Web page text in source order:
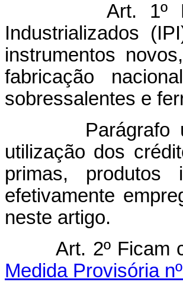
Art. 1º
Industrializados
instrumentos
fabricação
sobressalentes e
Parágrafo
utilização dos
primas, produtos
efetivamente
neste artigo.
Art. 2º Ficam
Medida Provisória